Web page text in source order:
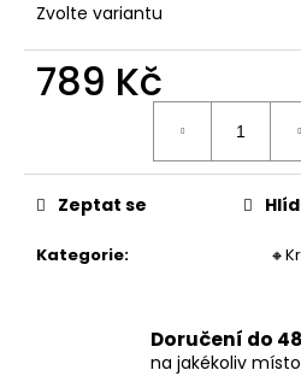
Zvolte variantu
789 Kč
Kategorie:
Zeptat se
Doručení do
na jakékoliv místo
m
e
S
ETNICKÝM
VZOREM
679